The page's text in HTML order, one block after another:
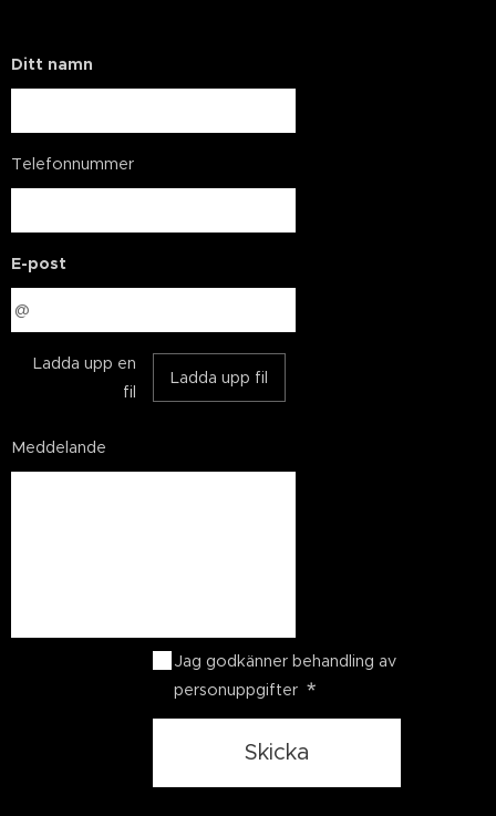
Ditt namn
Telefonnummer
E-post
Ladda upp en
fil
Ladda upp fil
Meddelande
Jag godkänner behandling av
personuppgifter
Skicka